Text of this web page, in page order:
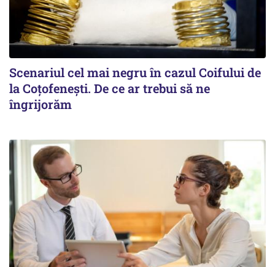
Scenariul cel mai negru în cazul Coifului de
la Coțofenești. De ce ar trebui să ne
îngrijorăm